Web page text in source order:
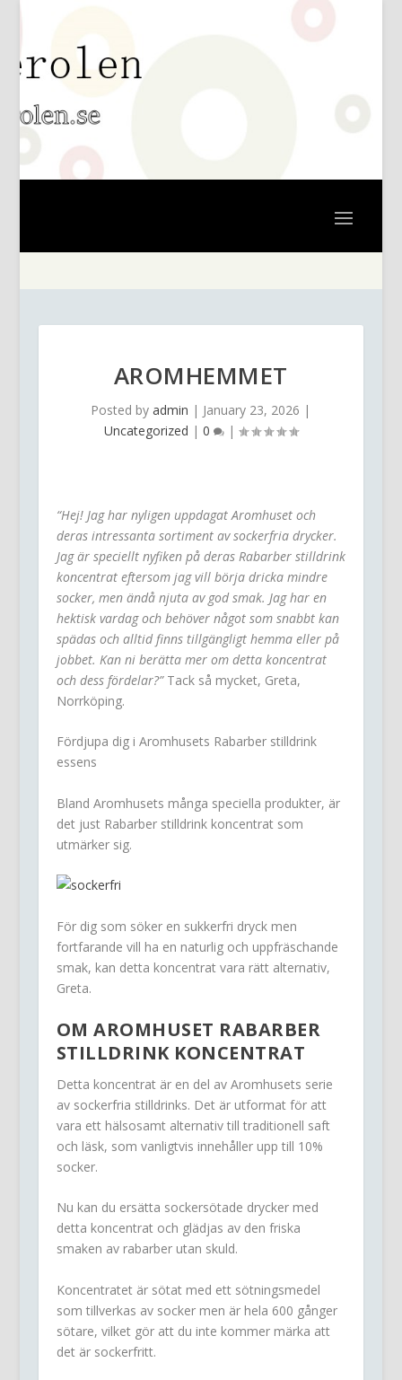
AROMHEMMET
Posted byadmin | January 23, 2026 |
Uncategorized | 0 |
“Hej! Jag har nyligen uppdagat Aromhuset och
deras intressanta sortiment av sockerfria drycker.
Jag är speciellt nyfiken på deras Rabarber stilldrink
koncentrat eftersom jag vill börja dricka mindre
socker, men ändå njuta av god smak. Jag har en
hektisk vardag och behöver något som snabbt kan
spädas och alltid finns tillgängligt hemma eller på
jobbet. Kan ni berätta mer om detta koncentrat
och dess fördelar?”Tack så mycket, Greta,
Norrköping.
Fördjupa dig i Aromhusets Rabarber stilldrink
essens
Bland Aromhusets många speciella produkter, är
det just Rabarber stilldrink koncentrat som
utmärker sig.
För dig som söker en sukkerfri dryck men
fortfarande vill ha en naturlig och uppfräschande
smak, kan detta koncentrat vara rätt alternativ,
Greta.
OM AROMHUSET RABARBER
STILLDRINK KONCENTRAT
Detta koncentrat är en del av Aromhusets serie
av sockerfria stilldrinks. Det är utformat för att
vara ett hälsosamt alternativ till traditionell saft
och läsk, som vanligtvis innehåller upp till 10%
socker.
Nu kan du ersätta sockersötade drycker med
detta koncentrat och glädjas av den friska
smaken av rabarber utan skuld.
Koncentratet är sötat med ett sötningsmedel
som tillverkas av socker men är hela 600 gånger
sötare, vilket gör att du inte kommer märka att
det är sockerfritt.